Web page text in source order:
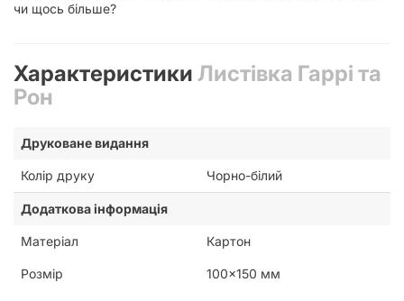
чи щось більше?
Характеристики Листівка Гаррі та
Рон
Друковане видання
Колір друку Чорно-білий
Додаткова інформація
Матеріал Картон
Розмір 100x150 мм